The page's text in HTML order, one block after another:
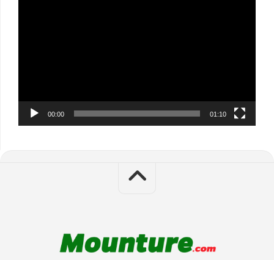
00:00 01:10